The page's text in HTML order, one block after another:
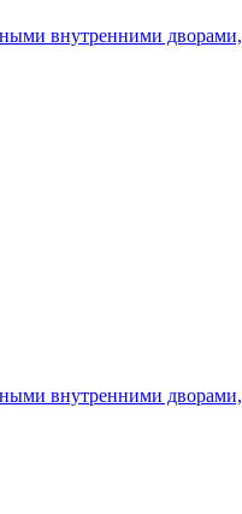
внутренними дворами,
внутренними дворами,